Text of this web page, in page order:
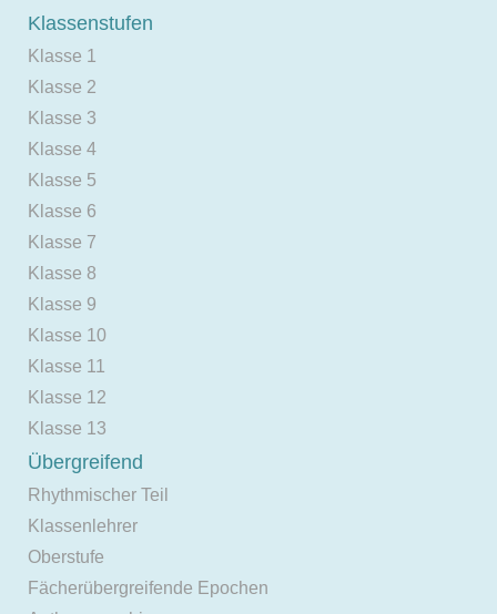
Klassenstufen
Klasse 1
Klasse 2
Klasse 3
Klasse 4
Klasse 5
Klasse 6
Klasse 7
Klasse 8
Klasse 9
Klasse 10
Klasse 11
Klasse 12
Klasse 13
Übergreifend
Rhythmischer Teil
Klassenlehrer
Oberstufe
Fächerübergreifende Epochen